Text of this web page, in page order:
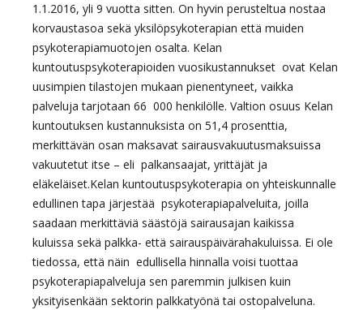
1.1.2016, yli 9 vuotta sitten. On hyvin perusteltua nostaa
korvaustasoa sekä yksilöpsykoterapian että muiden
psykoterapiamuotojen osalta. Kelan
kuntoutuspsykoterapioiden vuosikustannukset ovat Kelan
uusimpien tilastojen mukaan pienentyneet, vaikka
palveluja tarjotaan 66 000 henkilölle. Valtion osuus Kelan
kuntoutuksen kustannuksista on 51,4 prosenttia,
merkittävän osan maksavat sairausvakuutusmaksuissa
vakuutetut itse – eli palkansaajat, yrittäjät ja
eläkeläiset.Kelan kuntoutuspsykoterapia on yhteiskunnalle
edullinen tapa järjestää psykoterapiapalveluita, joilla
saadaan merkittäviä säästöjä sairausajan kaikissa
kuluissa sekä palkka- että sairauspäivärahakuluissa. Ei ole
tiedossa, että näin edullisella hinnalla voisi tuottaa
psykoterapiapalveluja sen paremmin julkisen kuin
yksityisenkään sektorin palkkatyönä tai ostopalveluna.